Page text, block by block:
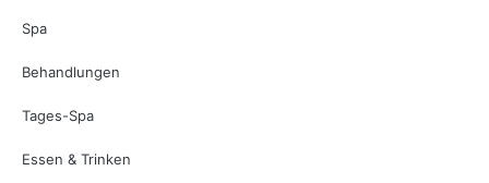
Spa
Behandlungen
Tages-Spa
Essen & Trinken